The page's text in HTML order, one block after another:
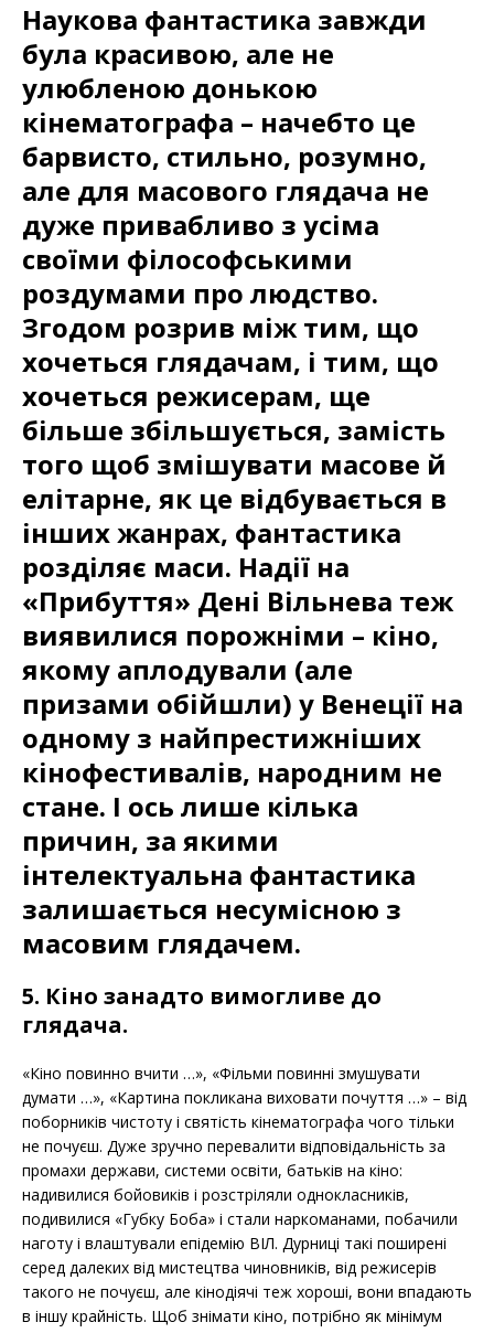
Наукова фантастика завжди
була красивою, але не
улюбленою донькою
кінематографа – начебто це
барвисто, стильно, розумно,
але для масового глядача не
дуже привабливо з усіма
своїми філософськими
роздумами про людство.
Згодом розрив між тим, що
хочеться глядачам, і тим, що
хочеться режисерам, ще
більше збільшується, замість
того щоб змішувати масове й
елітарне, як це відбувається в
інших жанрах, фантастика
розділяє маси. Надії на
«Прибуття» Дені Вільнева теж
виявилися порожніми – кіно,
якому аплодували (але
призами обійшли) у Венеції на
одному з найпрестижніших
кінофестивалів, народним не
стане. І ось лише кілька
причин, за якими
інтелектуальна фантастика
залишається несумісною з
масовим глядачем.
5. Кіно занадто вимогливе до
глядача.
«Кіно повинно вчити …», «Фільми повинні змушувати
думати …», «Картина покликана виховати почуття …» – від
поборників чистоту і святість кінематографа чого тільки
не почуєш. Дуже зручно перевалити відповідальність за
промахи держави, системи освіти, батьків на кіно:
надивилися бойовиків і розстріляли однокласників,
подивилися «Губку Боба» і стали наркоманами, побачили
наготу і влаштували епідемію ВІЛ. Дурниці такі поширені
серед далеких від мистецтва чиновників, від режисерів
такого не почуєш, але кінодіячі теж хороші, вони впадають
в іншу крайність. Щоб знімати кіно, потрібно як мінімум